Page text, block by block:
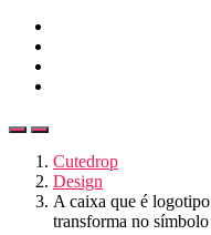
Cutedrop
Design
A caixa que é
transforma no